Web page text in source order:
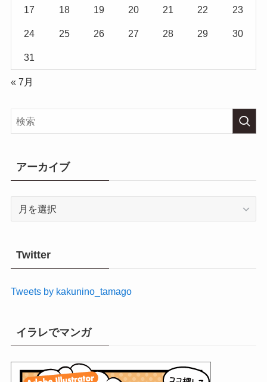
17 18 19 20 21 22 23
24 25 26 27 28 29 30
31
« 7月
アーカイブ
Twitter
Tweets by kakunino_tamago
イラレでマンガ